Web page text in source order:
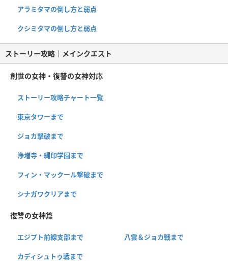
アラミタマの倒し方と弱点
クシミタマの倒し方と弱点
ストーリー攻略｜メインクエスト
創世の女神・復讐の女神対応
ストーリー攻略チャート一覧
東京タワーまで
ジョカ撃破まで
浄増寺・縄印学園まで
フィン・マックール撃破まで
シナガワクリアまで
復讐の女神篇
エジプト前線支部まで 八雲＆ジョカ戦まで
カディシュトゥ戦まで